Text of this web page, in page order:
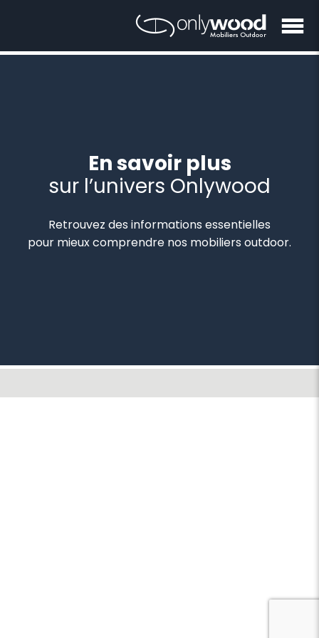
En savoir plus
sur l’univers Onlywood
Retrouvez des informations essentielles
pour mieux comprendre nos mobiliers outdoor.